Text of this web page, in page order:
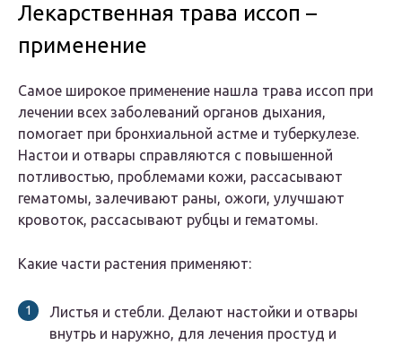
Лекарственная трава иссоп –
применение
Самое широкое применение нашла трава иссоп при
лечении всех заболеваний органов дыхания,
помогает при бронхиальной астме и туберкулезе.
Настои и отвары справляются с повышенной
потливостью, проблемами кожи, рассасывают
гематомы, залечивают раны, ожоги, улучшают
кровоток, рассасывают рубцы и гематомы.
Какие части растения применяют:
Листья и стебли. Делают настойки и отвары
внутрь и наружно, для лечения простуд и